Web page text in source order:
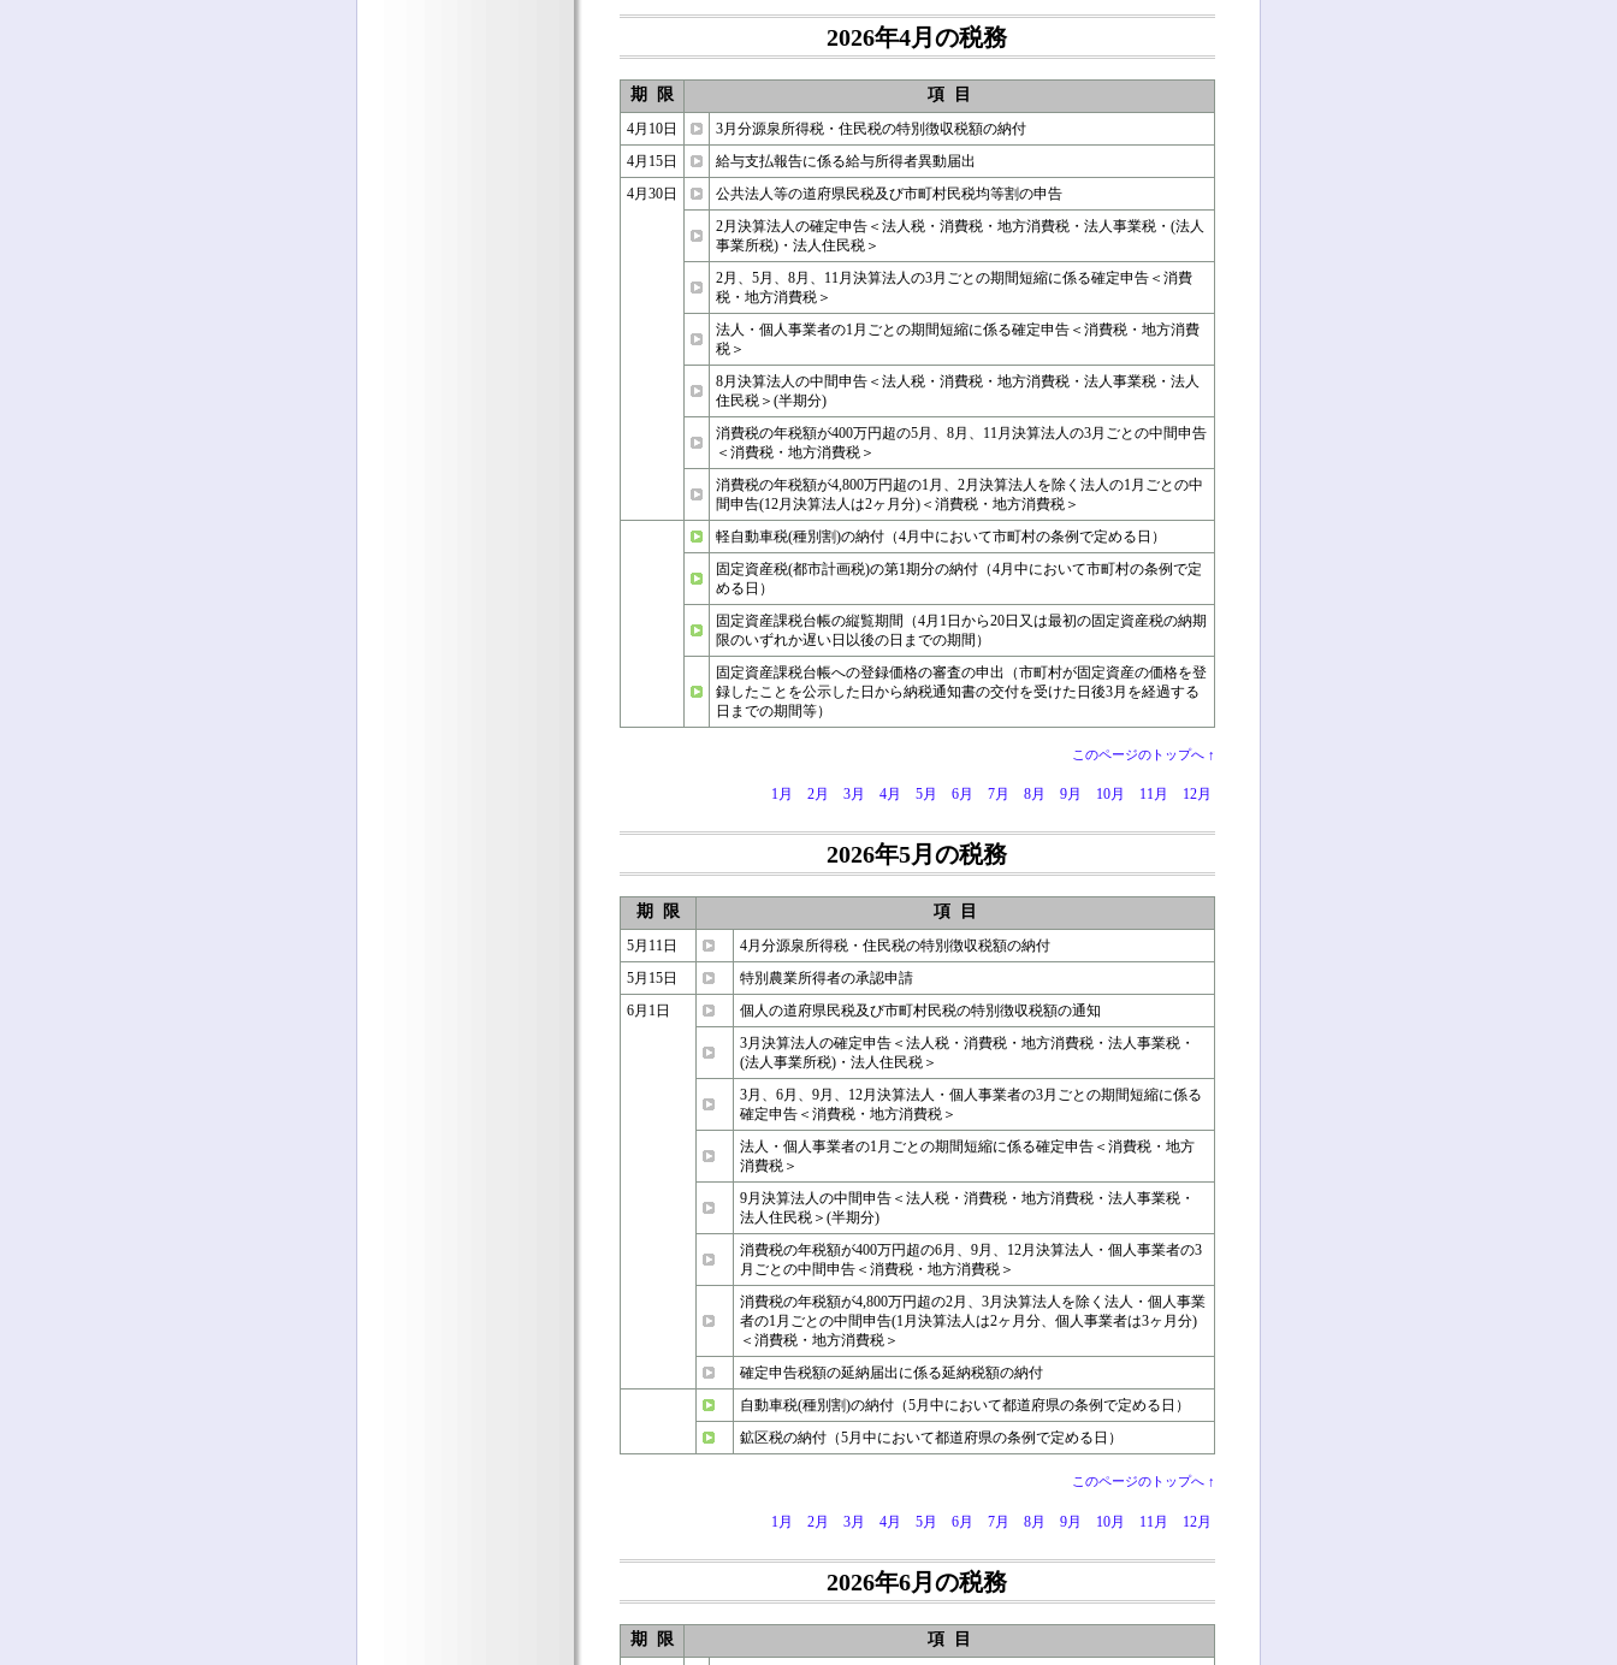
2026年4月の税務
期 限 項 目
4月10日
3月分源泉所得税・住民税の特別徴収税額の納付
4月15日
給与支払報告に係る給与所得者異動届出
4月30日
公共法人等の道府県民税及び市町村民税均等割の申告
2月決算法人の確定申告＜法人税・消費税・地方消費税・法人事業税・(法人
事業所税)・法人住民税＞
2月、5月、8月、11月決算法人の3月ごとの期間短縮に係る確定申告＜消費
税・地方消費税＞
法人・個人事業者の1月ごとの期間短縮に係る確定申告＜消費税・地方消費
税＞
8月決算法人の中間申告＜法人税・消費税・地方消費税・法人事業税・法人
住民税＞(半期分)
消費税の年税額が400万円超の5月、8月、11月決算法人の3月ごとの中間申告
＜消費税・地方消費税＞
消費税の年税額が4,800万円超の1月、2月決算法人を除く法人の1月ごとの中
間申告(12月決算法人は2ヶ月分)＜消費税・地方消費税＞
軽自動車税(種別割)の納付（4月中において市町村の条例で定める日）
固定資産税(都市計画税)の第1期分の納付（4月中において市町村の条例で定
める日）
固定資産課税台帳の縦覧期間（4月1日から20日又は最初の固定資産税の納期
限のいずれか遅い日以後の日までの期間）
固定資産課税台帳への登録価格の審査の申出（市町村が固定資産の価格を登
録したことを公示した日から納税通知書の交付を受けた日後3月を経過する
日までの期間等）
このページのトップへ ↑
1月 2月 3月 4月 5月 6月 7月 8月 9月 10月 11月 12月
2026年5月の税務
期 限 項 目
5月11日
4月分源泉所得税・住民税の特別徴収税額の納付
5月15日
特別農業所得者の承認申請
6月1日
個人の道府県民税及び市町村民税の特別徴収税額の通知
3月決算法人の確定申告＜法人税・消費税・地方消費税・法人事業税・
(法人事業所税)・法人住民税＞
3月、6月、9月、12月決算法人・個人事業者の3月ごとの期間短縮に係る
確定申告＜消費税・地方消費税＞
法人・個人事業者の1月ごとの期間短縮に係る確定申告＜消費税・地方
消費税＞
9月決算法人の中間申告＜法人税・消費税・地方消費税・法人事業税・
法人住民税＞(半期分)
消費税の年税額が400万円超の6月、9月、12月決算法人・個人事業者の3
月ごとの中間申告＜消費税・地方消費税＞
消費税の年税額が4,800万円超の2月、3月決算法人を除く法人・個人事業
者の1月ごとの中間申告(1月決算法人は2ヶ月分、個人事業者は3ヶ月分)
＜消費税・地方消費税＞
確定申告税額の延納届出に係る延納税額の納付
自動車税(種別割)の納付（5月中において都道府県の条例で定める日）
鉱区税の納付（5月中において都道府県の条例で定める日）
このページのトップへ ↑
1月 2月 3月 4月 5月 6月 7月 8月 9月 10月 11月 12月
2026年6月の税務
期 限 項 目